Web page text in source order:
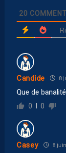
20
Candide 8
Que de
0 0
Casey 8